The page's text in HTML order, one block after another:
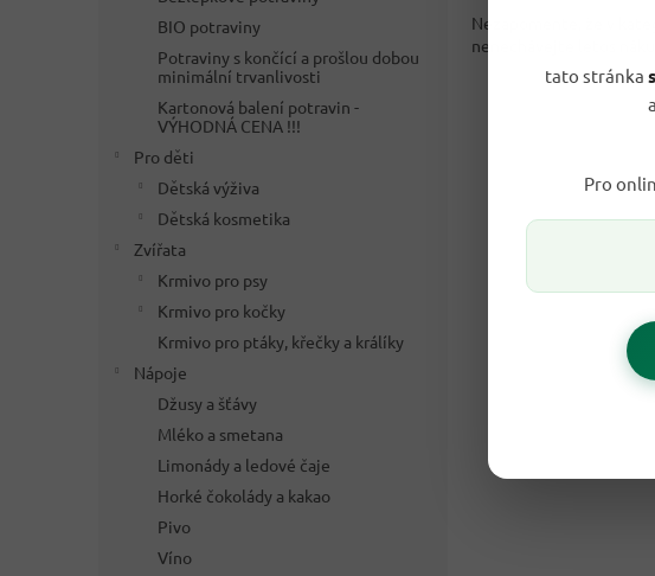
tato stránka
Pro
BIO potraviny
Potraviny s končící a prošlou dobou
minimální trvanlivosti
Kartonová balení potravin -
VÝHODNÁ CENA !!!
Pro děti
Dětská výživa
Dětská kosmetika
Zvířata
Krmivo pro psy
Krmivo pro kočky
Krmivo pro ptáky, křečky a králíky
Nápoje
Džusy a šťávy
Mléko a smetana
Limonády a ledové čaje
Horké čokolády a kakao
Pivo
Víno
Nezapomeňte, že v
nenechávejte letos